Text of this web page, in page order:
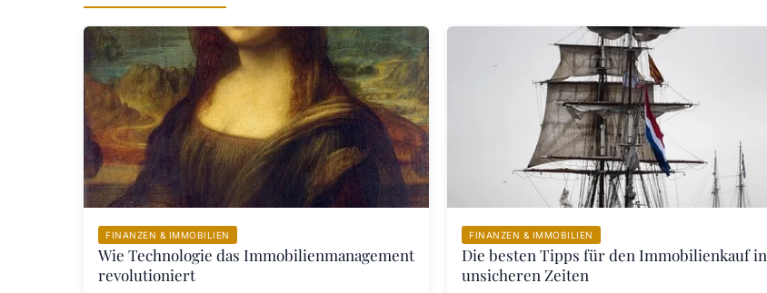
FINANZEN & IMMOBILIEN
Wie Technologie das Immobilienmanagement
revolutioniert
FINANZEN & IMMOBILIEN
Die besten Tipps für den Immobilienkauf in
unsicheren Zeiten